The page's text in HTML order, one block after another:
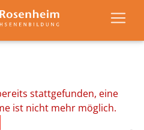
stattgefunden, eine
ist nicht mehr möglich.